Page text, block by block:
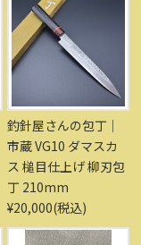
釣針屋さんの包丁｜
市蔵 VG10 ダマスカ
ス 槌目仕上げ 柳刃包
丁 210mm
¥20,000(税込)